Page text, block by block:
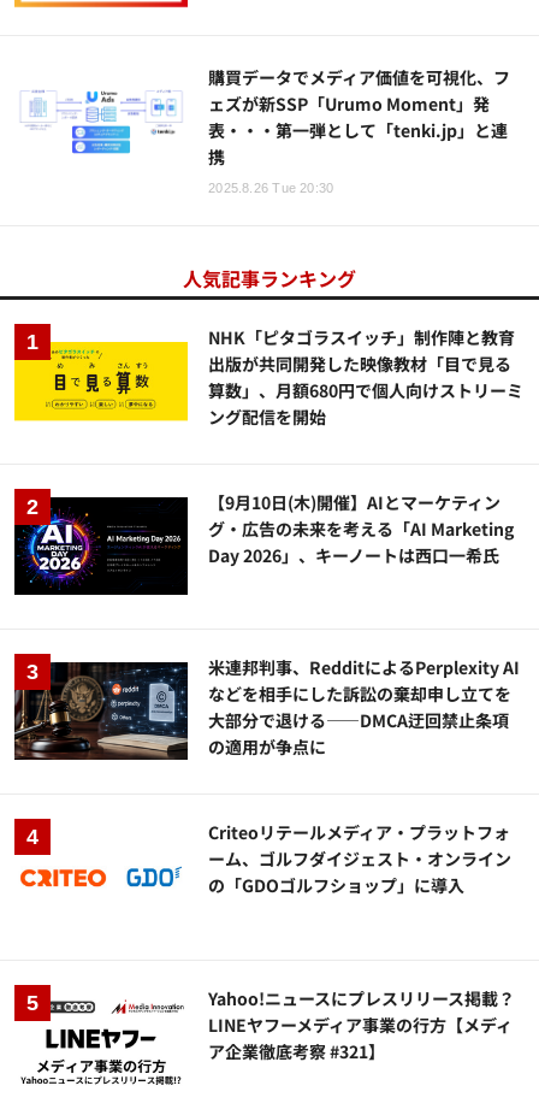
購買データでメディア価値を可視化、フ
ェズが新SSP「Urumo Moment」発
表・・・第一弾として「tenki.jp」と連
携
2025.8.26 Tue 20:30
人気記事ランキング
NHK「ピタゴラスイッチ」制作陣と教育
出版が共同開発した映像教材「目で見る
算数」、月額680円で個人向けストリーミ
ング配信を開始
【9月10日(木)開催】AIとマーケティン
グ・広告の未来を考える「AI Marketing
Day 2026」、キーノートは西口一希氏
米連邦判事、RedditによるPerplexity AI
などを相手にした訴訟の棄却申し立てを
大部分で退ける——DMCA迂回禁止条項
の適用が争点に
Criteoリテールメディア・プラットフォ
ーム、ゴルフダイジェスト・オンライン
の「GDOゴルフショップ」に導入
Yahoo!ニュースにプレスリリース掲載？
LINEヤフーメディア事業の行方【メディ
ア企業徹底考察 #321】